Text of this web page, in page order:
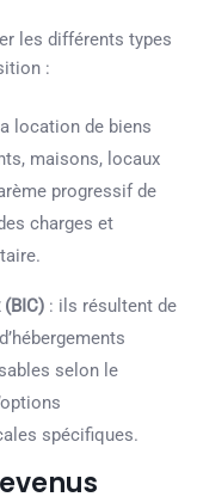
les différents types
:
location de biens
maisons, locaux
progressif de
charges et
: ils résultent de
selon le
spécifiques.